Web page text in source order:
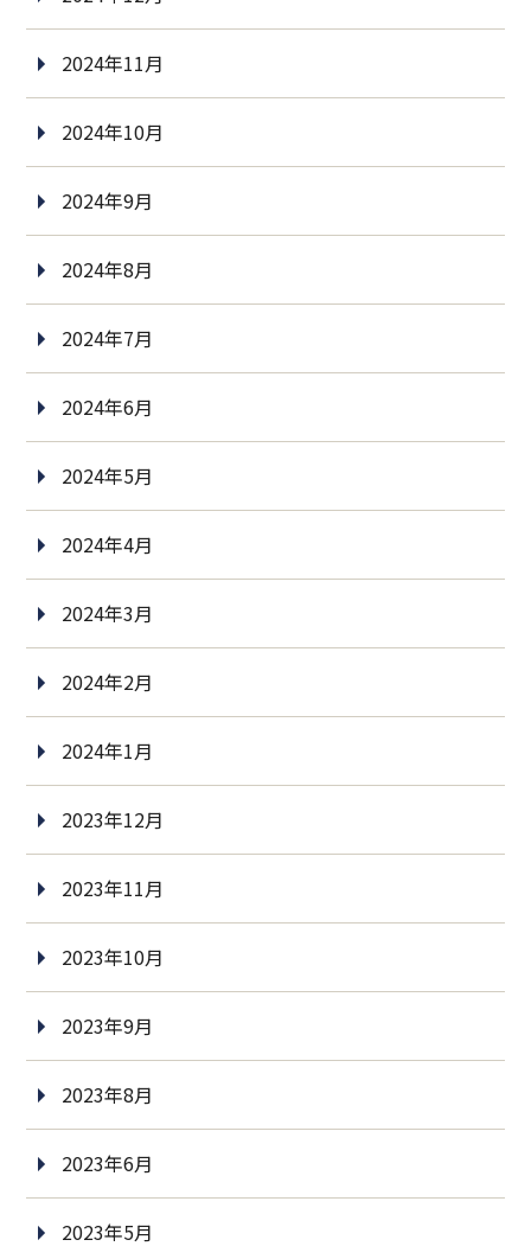
2024年11月
2024年10月
2024年9月
2024年8月
2024年7月
2024年6月
2024年5月
2024年4月
2024年3月
2024年2月
2024年1月
2023年12月
2023年11月
2023年10月
2023年9月
2023年8月
2023年6月
2023年5月